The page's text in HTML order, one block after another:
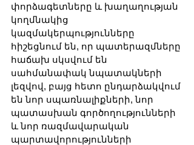
փորձագետները և խաղաղության
կողմնակից
կազմակերպությունները
հիշեցնում են, որ պատերազմները
հաճախ սկսվում են
սահմանափակ նպատակների
լեզվով, բայց հետո ընդարձակվում
են նոր սպառնալիքների, նոր
պատասխան գործողությունների
և նոր ռազմավարական
պարտավորությունների